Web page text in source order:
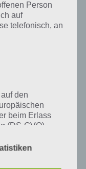
Person
auf
telefonisch, an
den
beim Erlass
(DS-GVO)
auch für
zu